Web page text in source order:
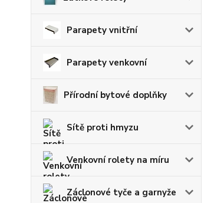
Parapety vnitřní
Parapety venkovní
Přírodní bytové doplňky
Sítě proti hmyzu
Venkovní rolety na míru
Záclonové tyče a garnyže